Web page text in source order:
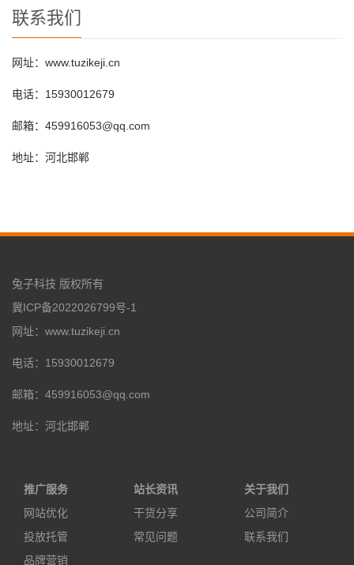
联系我们
网址：www.tuzikeji.cn
电话：15930012679
邮箱：459916053@qq.com
地址：河北邯郸
兔子科技 版权所有
冀ICP备2022026799号-1
网址：www.tuzikeji.cn
电话：15930012679
邮箱：459916053@qq.com
地址：河北邯郸
推广服务
网站优化
投放托管
品牌营销
站长资讯
干货分享
常见问题
关于我们
公司简介
联系我们